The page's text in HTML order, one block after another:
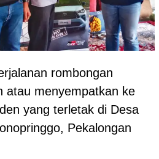
rombongan
atau menyempatkan ke
yang terletak di Desa
Pekalongan